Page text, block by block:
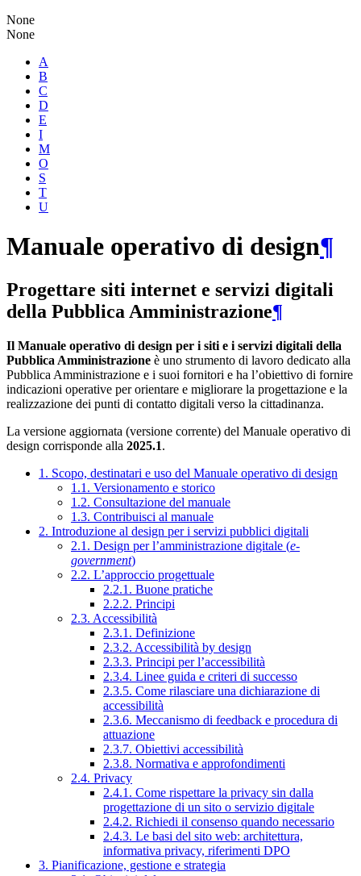
None
None
A
B
C
D
E
I
M
O
S
T
U
Manuale operativo di design¶
Progettare siti internet e servizi digitali
della Pubblica Amministrazione¶
Il Manuale operativo di design per i siti e i servizi digitali della
Pubblica Amministrazione è uno strumento di lavoro dedicato alla
Pubblica Amministrazione e i suoi fornitori e ha l’obiettivo di fornire
indicazioni operative per orientare e migliorare la progettazione e la
realizzazione dei punti di contatto digitali verso la cittadinanza.
La versione aggiornata (versione corrente) del Manuale operativo di
design corrisponde alla 2025.1.
1. Scopo, destinatari e uso del Manuale operativo di design
1.1. Versionamento e storico
1.2. Consultazione del manuale
1.3. Contribuisci al manuale
2. Introduzione al design per i servizi pubblici digitali
2.1. Design per l’amministrazione digitale (e-
government)
2.2. L’approccio progettuale
2.2.1. Buone pratiche
2.2.2. Principi
2.3. Accessibilità
2.3.1. Definizione
2.3.2. Accessibilità by design
2.3.3. Principi per l’accessibilità
2.3.4. Linee guida e criteri di successo
2.3.5. Come rilasciare una dichiarazione di
accessibilità
2.3.6. Meccanismo di feedback e procedura di
attuazione
2.3.7. Obiettivi accessibilità
2.3.8. Normativa e approfondimenti
2.4. Privacy
2.4.1. Come rispettare la privacy sin dalla
progettazione di un sito o servizio digitale
2.4.2. Richiedi il consenso quando necessario
2.4.3. Le basi del sito web: architettura,
informativa privacy, riferimenti DPO
3. Pianificazione, gestione e strategia